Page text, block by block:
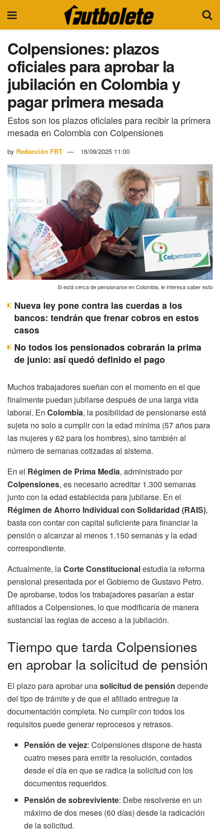
Colpensiones: plazos
oficiales para aprobar la
jubilación en Colombia y
pagar primera mesada
Estos son los plazos oficiales para recibir la primera
mesada en Colombia con Colpensiones
by Redacción FBT 16/09/2025 11:00
Si está cerca de pensionarse en Colombia, le interesa saber esto
Nueva ley pone contra las cuerdas a los
bancos: tendrán que frenar cobros en estos
casos
No todos los pensionados cobrarán la prima
de junio: así quedó definido el pago
Muchos trabajadores sueñan con el momento en el que
finalmente puedan jubilarse después de una larga vida
laboral. En Colombia, la posibilidad de pensionarse está
sujeta no solo a cumplir con la edad mínima (57 años para
las mujeres y 62 para los hombres), sino también al
número de semanas cotizadas al sistema.
En el Régimen de Prima Media, administrado por
Colpensiones, es necesario acreditar 1.300 semanas
junto con la edad establecida para jubilarse. En el
Régimen de Ahorro Individual con Solidaridad (RAIS),
basta con contar con capital suficiente para financiar la
pensión o alcanzar al menos 1.150 semanas y la edad
correspondiente.
Actualmente, laCorte Constitucionalestudia la reforma
pensional presentada por el Gobierno de Gustavo Petro.
De aprobarse, todos los trabajadores pasarían a estar
afiliados a Colpensiones, lo que modificaría de manera
sustancial las reglas de acceso a la jubilación.
Tiempo que tarda Colpensiones
en aprobar la solicitud de pensión
El plazo para aprobar unasolicitud de pensión depende
del tipo de trámite y de que el afiliado entregue la
documentación completa. No cumplir con todos los
requisitos puede generar reprocesos y retrasos.
Pensión de vejez: Colpensiones dispone de hasta
cuatro meses para emitir la resolución, contados
desde el día en que se radica la solicitud con los
documentos requeridos.
Pensión de sobreviviente: Debe resolverse en un
máximo de dos meses (60 días) desde la radicación
de la solicitud.